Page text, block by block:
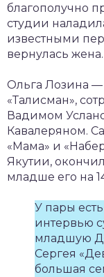
благополучно
студии
известными
вернулась жена.
Ольга Лозина
«Талисман»,
Вадимом
Кавалеряном.
«Мама» и
Якутии,
младше его на
У пары
интервью
младшую
Сергея
большая